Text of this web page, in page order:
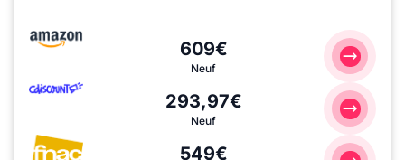
609€
Neuf
293,97€
Neuf
549€